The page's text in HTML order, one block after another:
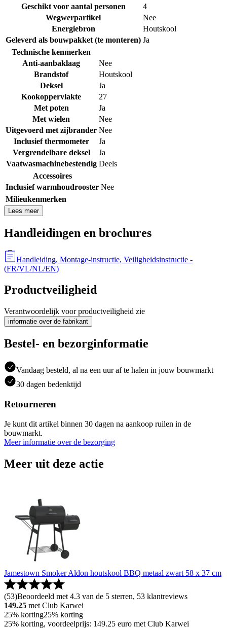
Geschikt voor aantal personen
4
Wegwerpartikel
Nee
Energiebron
Houtskool
Geleverd als bouwpakket (te monteren) Ja
Technische kenmerken
Anti-aanbaklaag
Nee
Brandstof
Houtskool
Deksel
Ja
Kookoppervlakte
27
Met poten
Ja
Met wielen
Nee
Uitgevoerd met zijbrander Nee
Inclusief thermometer
Ja
Vergrendelbare deksel
Ja
Vaatwasmachinebestendig Deels
Accessoires
Inclusief warmhoudrooster Nee
Milieukenmerken
Lees meer
Handleidingen en brochures
Handleiding, Montage-instructie, Veiligheidsinstructie -
(FR/VL/NL/EN)
Productveiligheid
Verantwoordelijk voor productveiligheid zie
informatie over de fabrikant
Bestel- en bezorginformatie
Vandaag besteld, al na een uur af te halen in jouw bouwmarkt
30 dagen bedenktijd
Retourneren
Je kunt dit artikel binnen 30 dagen na aankoop ruilen in de
bouwmarkt.
Meer informatie over de bezorging
Meer uit deze actie
Jamestown Smoker Aldon houtskool BBQ metaal zwart 58 x 37 cm
(53)Beoordeeld met 4.3 van de 5 sterren, 53 klantreviews
149.25 met Club Karwei
25% korting25% korting
25% korting, voordeelprijs: 149.25 euro met Club Karwei